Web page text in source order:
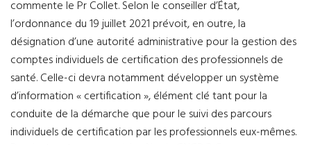
commente le Pr Collet. Selon le conseiller d’État,
l’ordonnance du 19 juillet 2021 prévoit, en outre, la
désignation d’une autorité administrative pour la gestion des
comptes individuels de certification des professionnels de
santé. Celle-ci devra notamment développer un système
d’information « certification », élément clé tant pour la
conduite de la démarche que pour le suivi des parcours
individuels de certification par les professionnels eux-mêmes.